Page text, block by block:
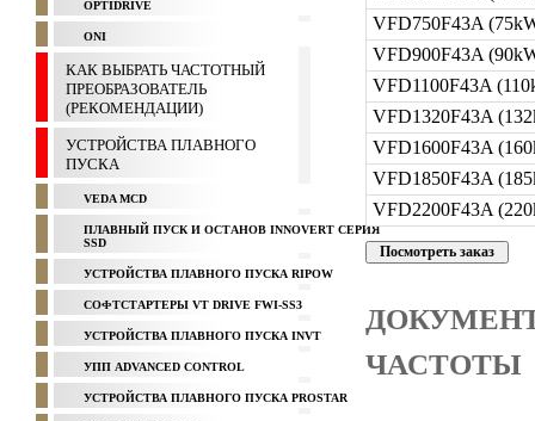
OPTIDRIVE
ONI
КАК ВЫБРАТЬ ЧАСТОТНЫЙ
ПРЕОБРАЗОВАТЕЛЬ
(РЕКОМЕНДАЦИИ)
УСТРОЙСТВА ПЛАВНОГО
ПУСКА
VEDA MCD
ПЛАВНЫЙ ПУСК И ОСТАНОВ INNOVERT СЕРИЯ
SSD
УСТРОЙСТВА ПЛАВНОГО ПУСКА RIPOW
СОФТСТАРТЕРЫ VT DRIVE FWI-SS3
УСТРОЙСТВА ПЛАВНОГО ПУСКА INVT
УПП ADVANCED CONTROL
УСТРОЙСТВА ПЛАВНОГО ПУСКА PROSTAR
VFD750F43A
VFD900F43A
VFD1100F43A
VFD1320F43A
VFD1600F43A
VFD1850F43A
VFD2200F43A
ЧАСТОТЫ